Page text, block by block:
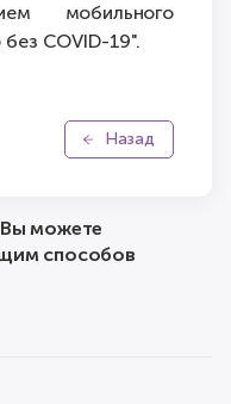
мобильного
COVID-19".
Назад
можете
способов